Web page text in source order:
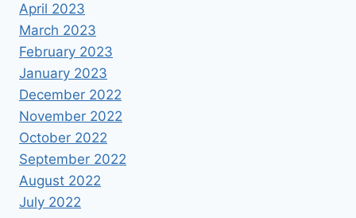
April 2023
March 2023
February 2023
January 2023
December 2022
November 2022
October 2022
September 2022
August 2022
July 2022